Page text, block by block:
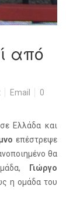
από
Email
0
Ελλάδα και
επέστρεψε
θα
Γιώργο
η ομάδα του